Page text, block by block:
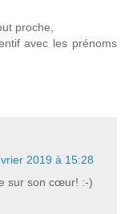
proche,
avec les prénoms
2019 à 15:28
sur son cœur! :-)